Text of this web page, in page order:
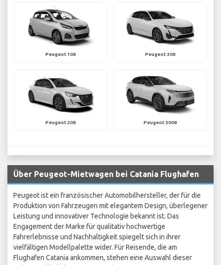
Peugeot 108 Peugeot 308
Peugeot 208 Peugeot 3008
Über Peugeot-Mietwagen bei Catania Flughafen
Peugeot ist ein französischer Automobilhersteller, der für die
Produktion von Fahrzeugen mit elegantem Design, überlegener
Leistung und innovativer Technologie bekannt ist. Das
Engagement der Marke für qualitativ hochwertige
Fahrerlebnisse und Nachhaltigkeit spiegelt sich in ihrer
vielfältigen Modellpalette wider. Für Reisende, die am
Flughafen Catania ankommen, stehen eine Auswahl dieser